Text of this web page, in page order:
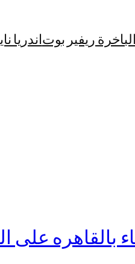
الباخرة ريفير بوتاندريا